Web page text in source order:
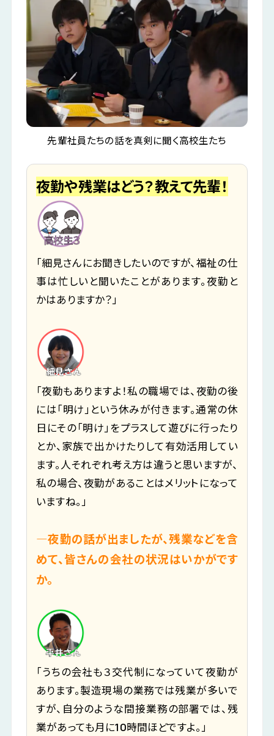
先輩社員たちの話を真剣に聞く高校生たち
夜勤や残業はどう？教えて先輩！
「細見さんにお聞きしたいのですが、福祉の仕
事は忙しいと聞いたことがあります。夜勤と
かはありますか？」
「夜勤もありますよ！私の職場では、夜勤の後
には「明け」という休みが付きます。通常の休
日にその「明け」をプラスして遊びに行ったり
とか、家族で出かけたりして有効活用してい
ます。人それぞれ考え方は違うと思いますが、
私の場合、夜勤があることはメリットになって
いますね。」
―夜勤の話が出ましたが、残業などを含
めて、皆さんの会社の状況はいかがです
か。
「うちの会社も３交代制になっていて夜勤が
あります。製造現場の業務では残業が多いで
すが、自分のような間接業務の部署では、残
業があっても月に10時間ほどですよ。」